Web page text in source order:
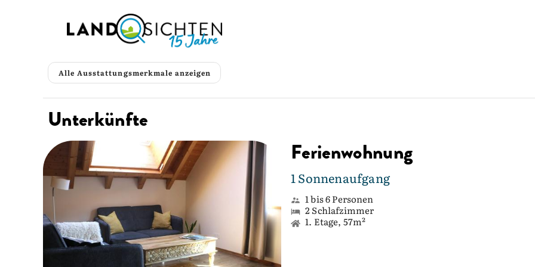
Alle Ausstattungsmerkmale anzeigen
Unterkünfte
Ferienwohnung
1 Sonnenaufgang
1 bis 6 Personen
2 Schlafzimmer
1. Etage, 57m²